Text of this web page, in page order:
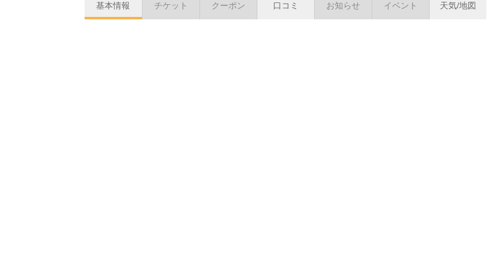
基本情報 チケット クーポン 口コミ お知らせ イベント 天気/地図